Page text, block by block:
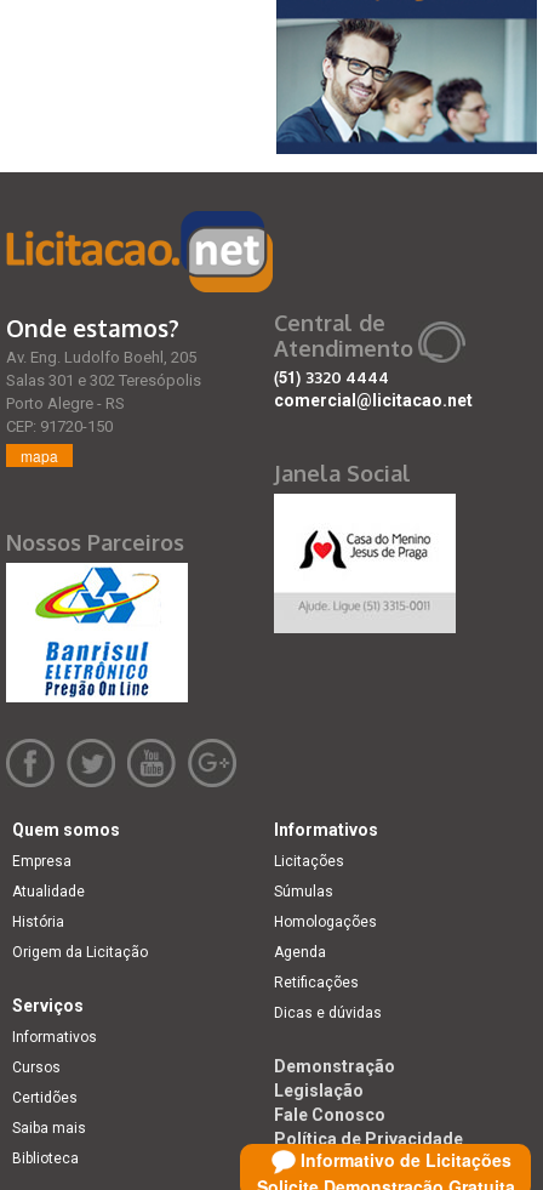
Informativo de Licitações
Onde estamos?
Av. Eng. Ludolfo Boehl, 205
Salas 301 e 302 Teresópolis
Porto Alegre - RS
CEP: 91720-150
mapa
Nossos Parceiros
Central de
Atendimento
(51) 3320 4444
comercial@licitacao.net
Janela Social
Quem somos
Empresa
Atualidade
História
Origem da Licitação
Informativos
Licitações
Súmulas
Homologações
Agenda
Retificações
Dicas e dúvidas
Serviços
Informativos
Cursos
Certidões
Saiba mais
Biblioteca
Demonstração
Legislação
Fale Conosco
Política de Privacidade